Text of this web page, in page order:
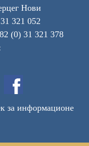
Нови
321 052
(0) 31 321 378
информационе